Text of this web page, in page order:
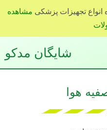
تجهیزات پزشکی مشاهده
شایگان مدکو
هوا